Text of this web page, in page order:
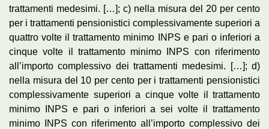
trattamenti medesimi. […]; c) nella misura del 20 per cento
per i trattamenti pensionistici complessivamente superiori a
quattro volte il trattamento minimo INPS e pari o inferiori a
cinque volte il trattamento minimo INPS con riferimento
all’importo complessivo dei trattamenti medesimi. […]; d)
nella misura del 10 per cento per i trattamenti pensionistici
complessivamente superiori a cinque volte il trattamento
minimo INPS e pari o inferiori a sei volte il trattamento
minimo INPS con riferimento all’importo complessivo dei